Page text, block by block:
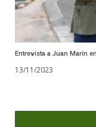
Entrevista a Juan Marín
13/11/2023